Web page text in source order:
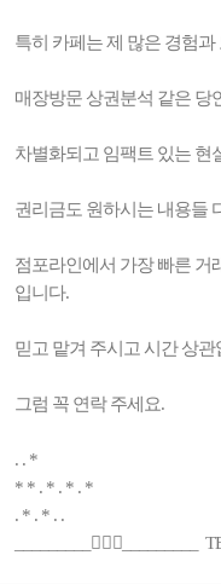
특히 카페는 제 많은 경험
매장방문 상권분석 같은 당
차별화되고 임팩트 있는 현
권리금도 원하시는 내용들
점포라인에서 가장 빠른 거
입니다.
믿고 맡겨 주시고 시간 상
그럼 꼭 연락 주세요.
. . *
* * . * . * . *
. * . * . .
_________🚶🏻‍♂️_________